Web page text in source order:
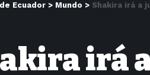
Ecuador > Mundo > Shakira irá a
irá